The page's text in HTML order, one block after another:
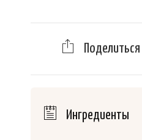
Поделиться
Ингредиенты